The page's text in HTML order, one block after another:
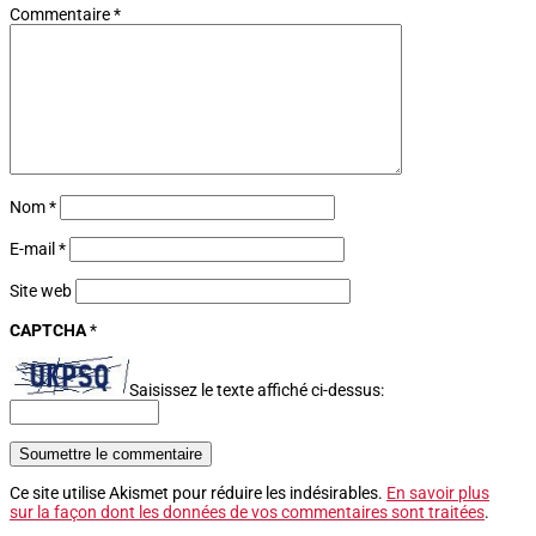
Commentaire*
Nom*
E-mail *
Site web
CAPTCHA*
Saisissez le texte affiché ci-dessus:
Soumettre le commentaire
Ce site utilise Akismet pour réduire les indésirables. En savoir plus
sur la façon dont les données de vos commentaires sont traitées.